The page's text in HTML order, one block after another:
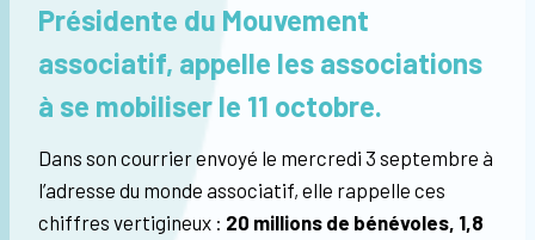
Présidente du Mouvement
associatif, appelle les associations
à se mobiliser le 11 octobre.
Dans son courrier envoyé le mercredi 3 septembre à
l’adresse du monde associatif, elle rappelle ces
chiffres vertigineux : 20 millions de bénévoles, 1,8